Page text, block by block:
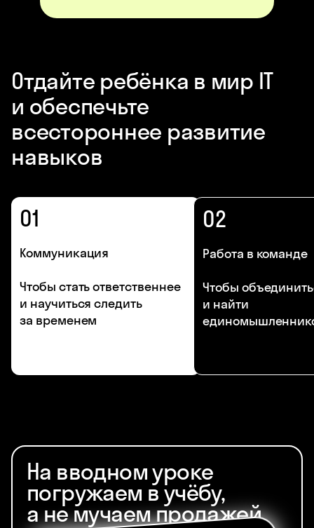
Отдайте ребёнка в мир IT
и обеспечьте
всестороннее развитие
навыков
01
Коммуникация
Чтобы стать ответственнее
и научиться следить
за временем
02
Работа в команде
Чтобы
и найти
На вводном уроке
погружаем в учёбу,
а не мучаем продажей